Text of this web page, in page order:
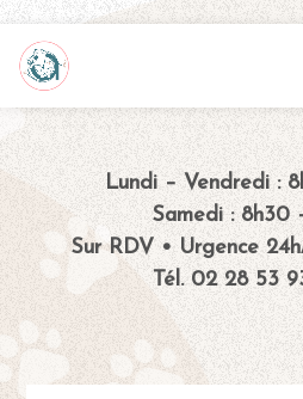
Lundi – Vendredi :
Samedi : 8h30
Sur RDV • Urgence
Tél. 02 28 53